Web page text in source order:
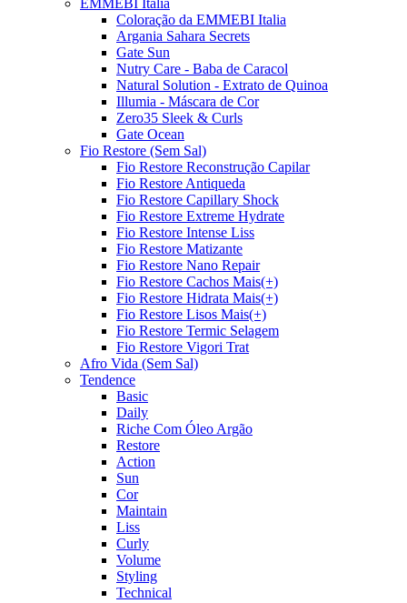
EMMEBI Italia
Coloração da EMMEBI Italia
Argania Sahara Secrets
Gate Sun
Nutry Care - Baba de Caracol
Natural Solution - Extrato de Quinoa
Illumia - Máscara de Cor
Zero35 Sleek & Curls
Gate Ocean
Fio Restore (Sem Sal)
Fio Restore Reconstrução Capilar
Fio Restore Antiqueda
Fio Restore Capillary Shock
Fio Restore Extreme Hydrate
Fio Restore Intense Liss
Fio Restore Matizante
Fio Restore Nano Repair
Fio Restore Cachos Mais(+)
Fio Restore Hidrata Mais(+)
Fio Restore Lisos Mais(+)
Fio Restore Termic Selagem
Fio Restore Vigori Trat
Afro Vida (Sem Sal)
Tendence
Basic
Daily
Riche Com Óleo Argão
Restore
Action
Sun
Cor
Maintain
Liss
Curly
Volume
Styling
Technical